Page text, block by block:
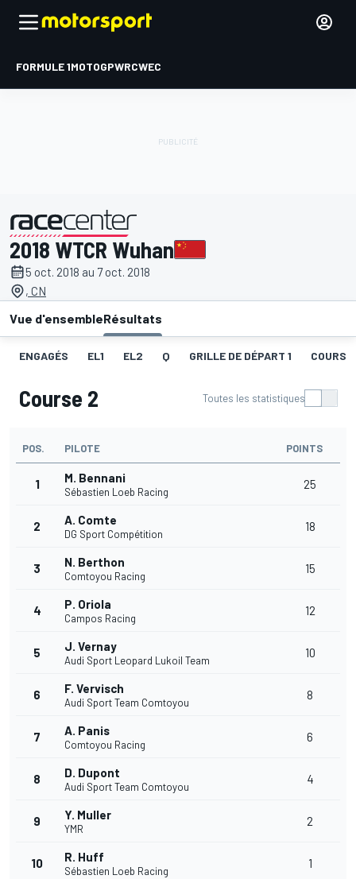
FORMULE 1MOTOGPWRCWEC
présenté par
2018 WTCR Wuhan
5 oct. 2018 au 7 oct. 2018
, CN
Vue d'ensembleRésultats
ENGAGÉS EL1 EL2 Q GRILLE DE DÉPART 1 COURSE
Course 2 Toutes les statistiques
POS. PILOTE POINTS
1 M. Bennani
Sébastien Loeb Racing
25
2 A. Comte
DG Sport Compétition
18
3 N. Berthon
Comtoyou Racing
15
4 P. Oriola
Campos Racing
12
5 J. Vernay
Audi Sport Leopard Lukoil Team
10
6 F. Vervisch
Audi Sport Team Comtoyou
8
7 A. Panis
Comtoyou Racing
6
8 D. Dupont
Audi Sport Team Comtoyou
4
9 Y. Muller
YMR
2
10 R. Huff
Sébastien Loeb Racing
1